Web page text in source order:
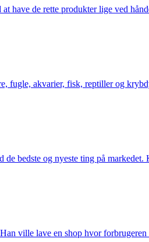
de rette produkter lige ved
fugle, akvarier, fisk, reptiller og
bedste og nyeste ting på markedet.
ville lave en shop hvor